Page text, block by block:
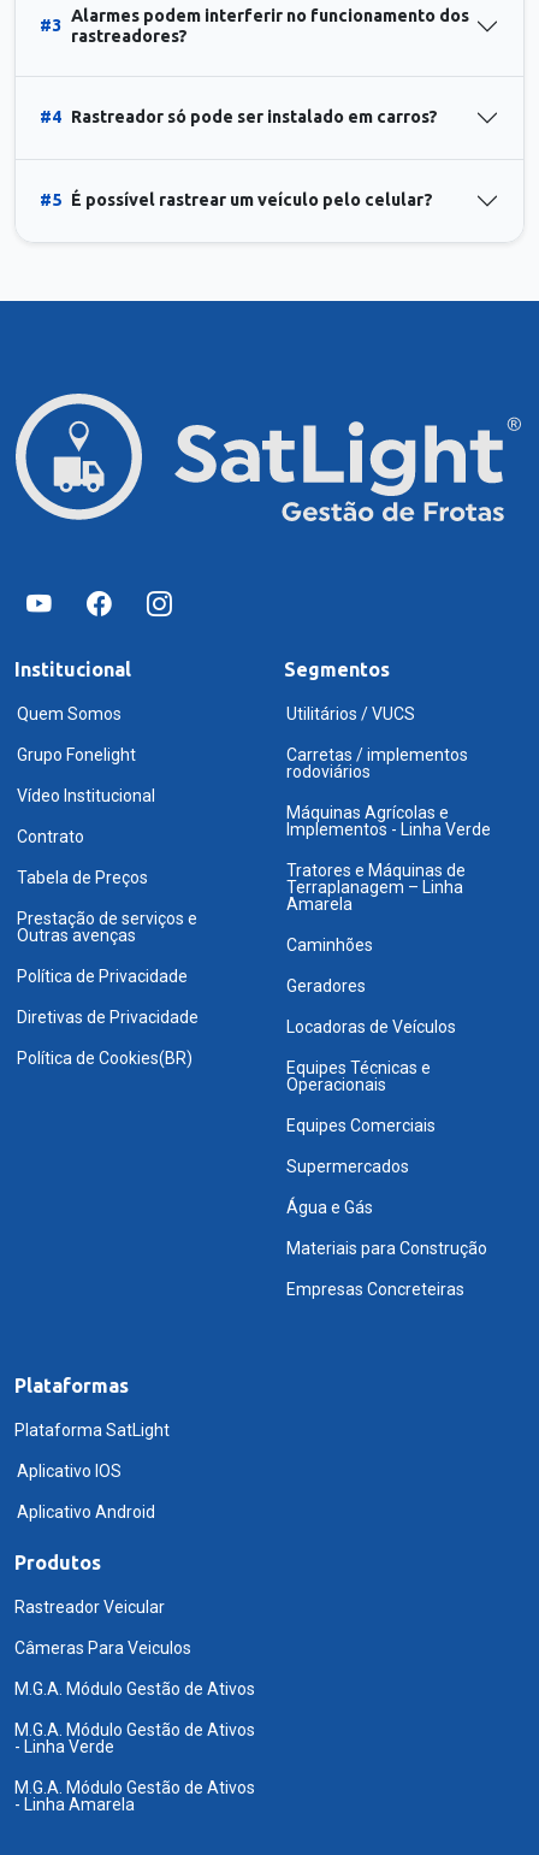
#3
Alarmes podem interferir no funcionamento dos
rastreadores?
#4 Rastreador só pode ser instalado em carros?
#5 É possível rastrear um veículo pelo celular?
Institucional
Quem Somos
Grupo Fonelight
Vídeo Institucional
Contrato
Tabela de Preços
Prestação de serviços e
Outras avenças
Política de Privacidade
Diretivas de Privacidade
Política de Cookies(BR)
Segmentos
Utilitários / VUCS
Carretas / implementos
rodoviários
Máquinas Agrícolas e
Implementos - Linha Verde
Tratores e Máquinas de
Terraplanagem – Linha
Amarela
Caminhões
Geradores
Locadoras de Veículos
Equipes Técnicas e
Operacionais
Equipes Comerciais
Supermercados
Água e Gás
Materiais para Construção
Empresas Concreteiras
Plataformas
Plataforma SatLight
Aplicativo IOS
Aplicativo Android
Produtos
Rastreador Veicular
Câmeras Para Veiculos
M.G.A. Módulo Gestão de Ativos
M.G.A. Módulo Gestão de Ativos
- Linha Verde
M.G.A. Módulo Gestão de Ativos
- Linha Amarela